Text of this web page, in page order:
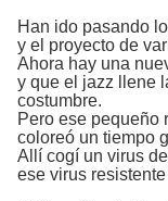
Han ido pasando
y el proyecto de
Ahora hay una
y que el jazz llene
costumbre.
Pero ese pequeño
coloreó un tiempo
Allí cogí un virus
ese virus